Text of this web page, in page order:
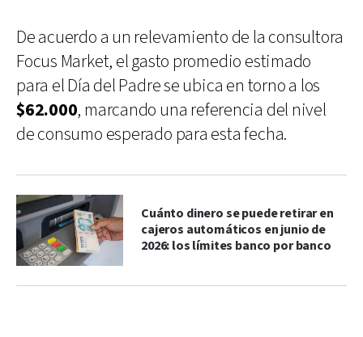
De acuerdo a un relevamiento de la consultora
Focus Market, el gasto promedio estimado
para el Día del Padre se ubica en torno a los
$62.000, marcando una referencia del nivel
de consumo esperado para esta fecha.
Cuánto dinero se puede retirar en
cajeros automáticos en junio de
2026: los límites banco por banco